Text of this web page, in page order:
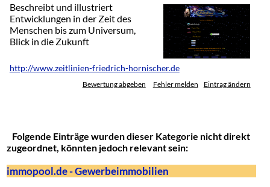
Beschreibt und illustriert
Entwicklungen in der Zeit des
Menschen bis zum Universum,
Blick in die Zukunft
http://www.zeitlinien-friedrich-hornischer.de
Bewertung abgeben Fehler melden Eintrag ändern
Folgende Einträge wurden dieser Kategorie nicht direkt
zugeordnet, könnten jedoch relevant sein:
immopool.de - Gewerbeimmobilien